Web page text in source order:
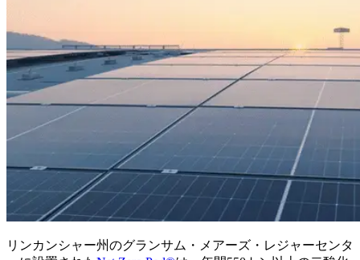
リンカンシャー州のグランサム・メアーズ・レジャーセンタ